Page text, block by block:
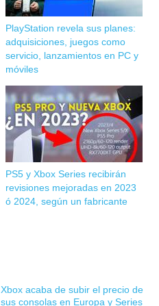
PlayStation revela sus planes:
adquisiciones, juegos como
servicio, lanzamientos en PC y
móviles
PS5 y Xbox Series recibirán
revisiones mejoradas en 2023
ó 2024, según un fabricante
Xbox acaba de subir el precio de
sus consolas en Europa y Series